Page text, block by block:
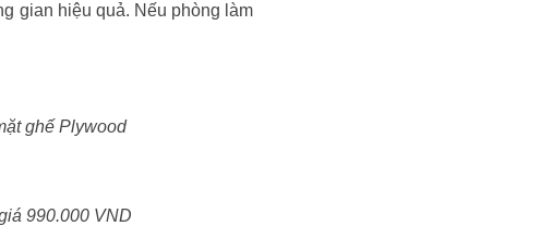
gian hiệu quả. Nếu phòng làm
ghế Plywood
990.000 VND